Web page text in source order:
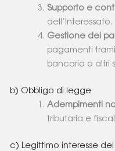
Supporto e
dell’Interessato.
Gestione dei
pagamenti
bancario o altri
b) Obbligo di legge
Adempimenti
tributaria e
c) Legittimo interesse del